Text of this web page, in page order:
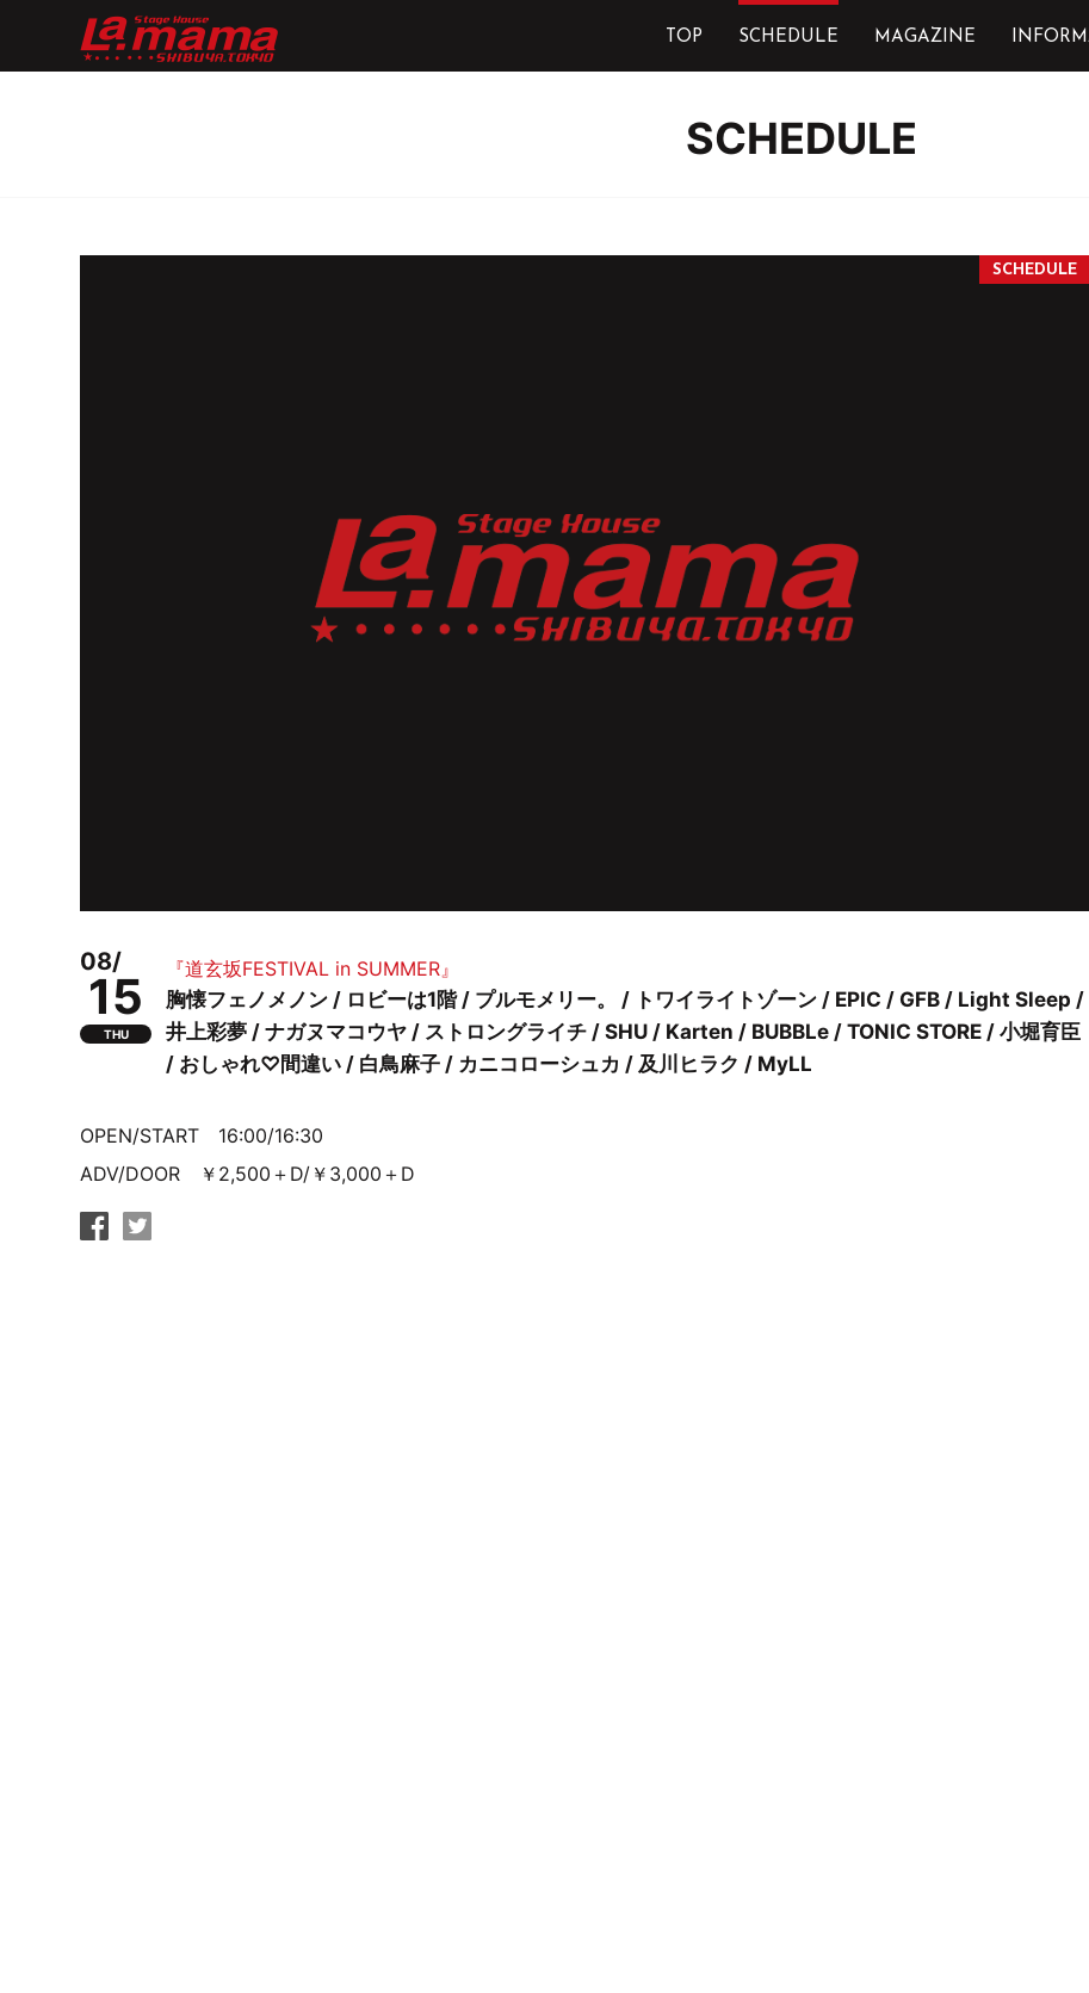
TOP SCHEDULE MAGAZINE
SCHEDULE
08/
15
THU
『道玄坂FESTIVAL in SUMMER』
胸懐フェノメノン / ロビーは1階 / プルモメリー。 / トワイライトゾーン / EPIC / GFB / Light Sleep /
井上彩夢 / ナガヌマコウヤ / ストロングライチ / SHU / Karten / BUBBLe / TONIC STORE / 小堀育臣
/ おしゃれ♡間違い / 白鳥麻子 / カニコローシュカ / 及川ヒラク / MyLL
OPEN/START 16:00/16:30
ADV/DOOR ￥2,500＋D/￥3,000＋D